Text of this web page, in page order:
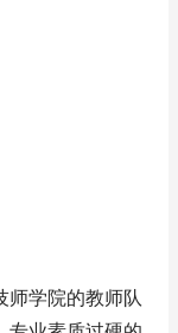
师学院的教师队